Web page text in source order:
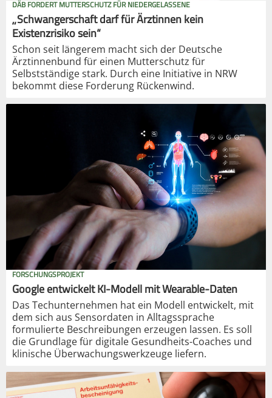
DÄB FORDERT MUTTERSCHUTZ FÜR NIEDERGELASSENE
„Schwangerschaft darf für Ärztinnen kein
Existenzrisiko sein“
Schon seit längerem macht sich der Deutsche
Ärztinnenbund für einen Mutterschutz für
Selbstständige stark. Durch eine Initiative in NRW
bekommt diese Forderung Rückenwind.
FORSCHUNGSPROJEKT
Google entwickelt KI-Modell mit Wearable-Daten
Das Techunternehmen hat ein Modell entwickelt, mit
dem sich aus Sensordaten in Alltagssprache
formulierte Beschreibungen erzeugen lassen. Es soll
die Grundlage für digitale Gesundheits-Coaches und
klinische Überwachungswerkzeuge liefern.